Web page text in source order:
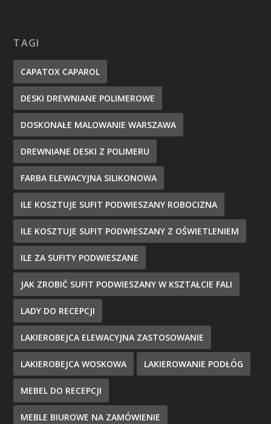
TAGI
CAPATOX CAPAROL
DESKI DREWNIANE POLIMEROWE
DOSKONAŁE MALOWANIE WARSZAWA
DREWNIANE DESKI Z POLIMERU
FARBA ELEWACYJNA SILIKONOWA
ILE KOSZTUJE SUFIT PODWIESZANY ROBOCIZNA
ILE KOSZTUJE SUFIT PODWIESZANY Z OŚWIETLENIEM
ILE ZA SUFITY PODWIESZANE
JAK ZROBIĆ SUFIT PODWIESZANY W KSZTAŁCIE FALI
LADY DO RECEPCJI
LAKIEROBEJCA ELEWACYJNA ZASTOSOWANIE
LAKIEROBEJCA WOSKOWA LAKIEROWANIE PODŁÓG
MEBEL DO RECEPCJI
MEBLE BIUROWE NA ZAMÓWIENIE